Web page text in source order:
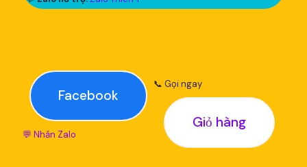
Facebook
💬 Nhắn Zalo
📞 Gọi ngay
Giỏ hàng